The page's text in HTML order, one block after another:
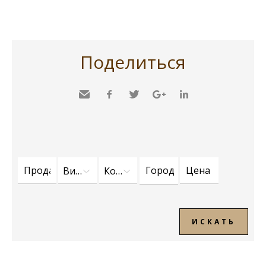
Поделиться
Вид недвижимости
Комнаты